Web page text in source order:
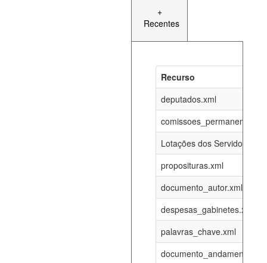
+
Recentes
Recurso
deputados.xml
Lotações dos Servidores
proposituras.xml
documento_autor.xml
despesas_gabinetes.xml
palavras_chave.xml
documento_andamento.xml
documento_andamento_atual.xml
08-08-
funcionarios_lotacoes.xml
funcionarios_cargos.xml 12-05-
08-08-